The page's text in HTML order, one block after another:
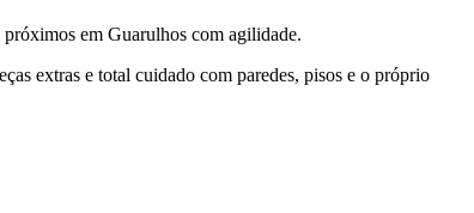
em Guarulhos com agilidade.
extras e total cuidado com paredes, pisos e o próprio